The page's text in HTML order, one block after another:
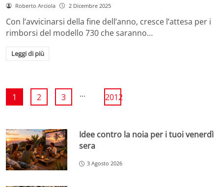
Roberto Arciola 2 Dicembre 2025
Con l’avvicinarsi della fine dell’anno, cresce l’attesa per i
rimborsi del modello 730 che saranno…
Leggi di più
1 2 3 ... 2012
Idee contro la noia per i tuoi venerdì
sera
3 Agosto 2026